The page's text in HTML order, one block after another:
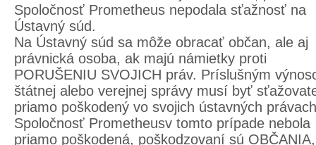
Spoločnosť Prometheus nepodala sťažnosť na
Ústavný súd.
Na Ústavný súd sa môže obracať občan, ale aj
právnická osoba, ak majú námietky proti
PORUŠENIU SVOJICH práv. Príslušným
štátnej alebo verejnej správy musí byť
priamo poškodený vo svojich ústavných
Spoločnosť Prometheusv tomto prípade nebola
priamo poškodená, poškodzovaní sú OBČANIA,